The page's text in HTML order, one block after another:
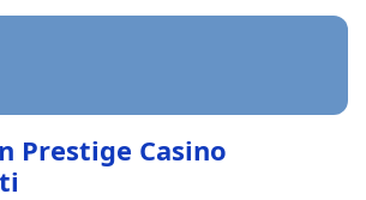
Prestige Casino